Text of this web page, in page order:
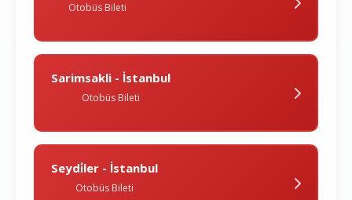
Otobüs Bileti
Sarimsakli - İstanbul
Otobüs Bileti
Seydi̇ler - İstanbul
Otobüs Bileti